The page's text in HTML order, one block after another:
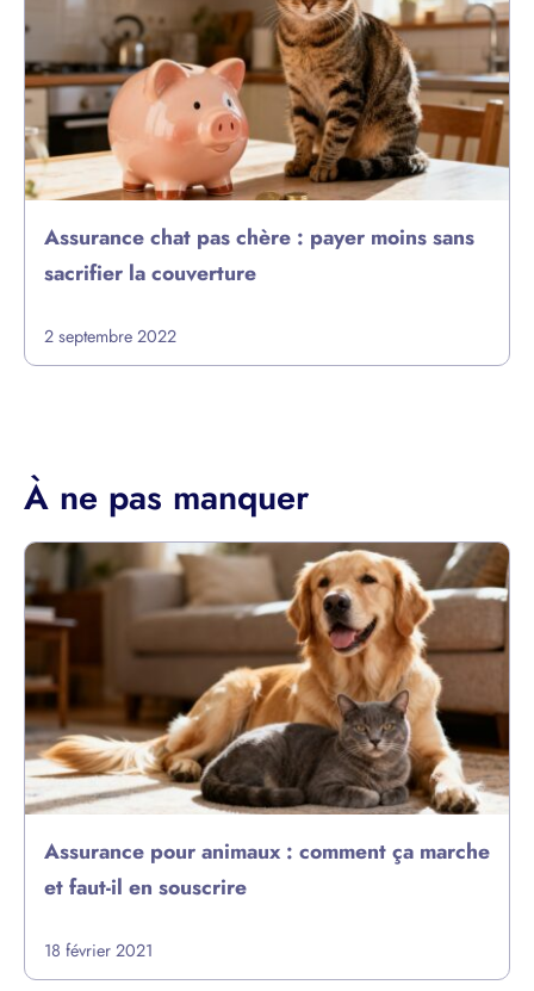
Assurance chat pas chère : payer moins sans
sacrifier la couverture
2 septembre 2022
À ne pas manquer
Assurance pour animaux : comment ça marche
et faut-il en souscrire
18 février 2021